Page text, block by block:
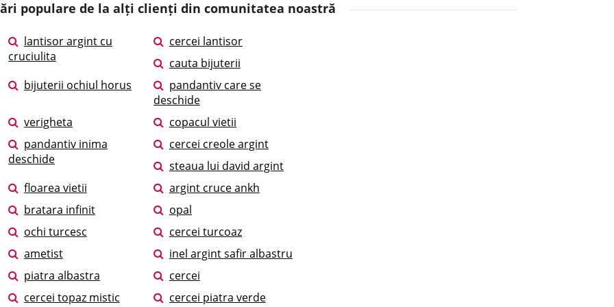
populare de la alți clienți din comunitatea noastră
lantisor argint cu
cruciulita
cercei lantisor
cauta bijuterii
bijuterii ochiul horus
pandantiv care se
deschide
verigheta
copacul vietii
pandantiv inima
deschide
cercei creole argint
steaua lui david argint
floarea vietii
argint cruce ankh
bratara infinit
opal
ochi turcesc
cercei turcoaz
ametist
inel argint safir albastru
piatra albastra
cercei
cercei topaz mistic
cercei piatra verde